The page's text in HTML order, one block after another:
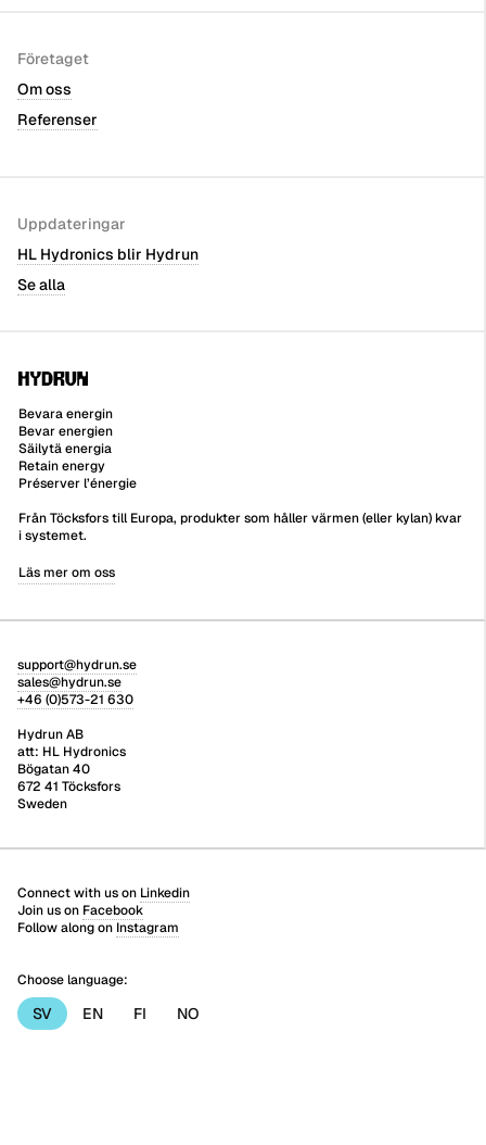
Företaget
Om oss
Referenser
Uppdateringar
HL Hydronics blir Hydrun
Se alla
Bevara energin
Bevar energien
Säilytä energia
Retain energy
Préserver l’énergie
Från Töcksfors till Europa, produkter som håller värmen (eller kylan) kvar
i systemet.
Läs mer om oss
support@hydrun.se
sales@hydrun.se
+46 (0)573-21 630
Hydrun AB
att: HL Hydronics
Bögatan 40
672 41 Töcksfors
Sweden
Connect with us on Linkedin
Join us on Facebook
Follow along on Instagram
Choose language:
SV EN FI NO